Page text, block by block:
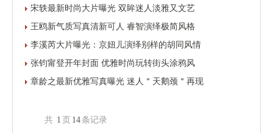
宋轶最新时尚大片曝光 双眸迷人淡雅又文艺
王鸥新气质写真清新可人 睿智演绎极简风格
李溪芮大片曝光：京妞儿演绎别样的胡同风情
张钧甯登开年封面 优雅时尚玩转街头涂鸦风
章龄之最新优雅写真曝光 迷人＂天鹅颈＂再现
共 1 页 14 条记录